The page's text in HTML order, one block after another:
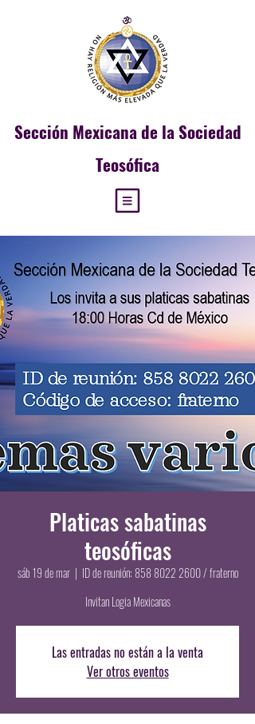
Sección Mexicana de la Sociedad
Teosófica
Platicas sabatinas
teosóficas
sáb 19 de mar
  |
ID de reunión: 858 8022 2600 / fraterno
Invitan Logia Mexicanas
Las entradas no están a la venta
Ver otros eventos